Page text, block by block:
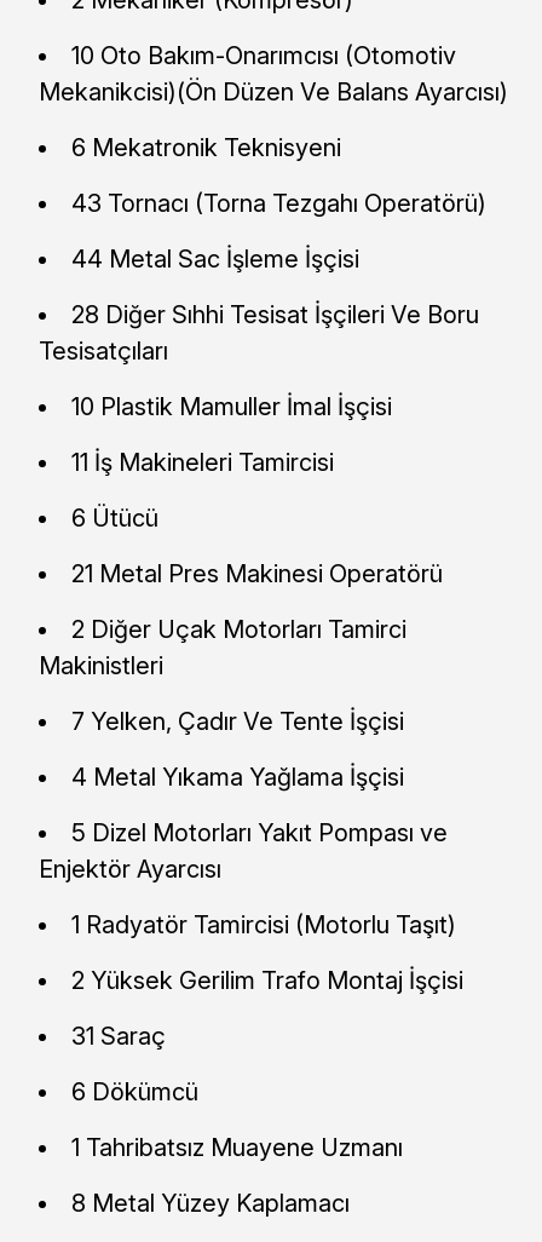
10 Oto Bakım-Onarımcısı (Otomotiv
Mekanikcisi)(Ön Düzen Ve Balans Ayarcısı)
6 Mekatronik Teknisyeni
43 Tornacı (Torna Tezgahı Operatörü)
44 Metal Sac İşleme İşçisi
28 Diğer Sıhhi Tesisat İşçileri Ve Boru
Tesisatçıları
10 Plastik Mamuller İmal İşçisi
11 İş Makineleri Tamircisi
6 Ütücü
21 Metal Pres Makinesi Operatörü
2 Diğer Uçak Motorları Tamirci
Makinistleri
7 Yelken, Çadır Ve Tente İşçisi
4 Metal Yıkama Yağlama İşçisi
5 Dizel Motorları Yakıt Pompası ve
Enjektör Ayarcısı
1 Radyatör Tamircisi (Motorlu Taşıt)
2 Yüksek Gerilim Trafo Montaj İşçisi
31 Saraç
6 Dökümcü
1 Tahribatsız Muayene Uzmanı
8 Metal Yüzey Kaplamacı